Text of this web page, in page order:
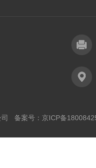
备案号： 京ICP备